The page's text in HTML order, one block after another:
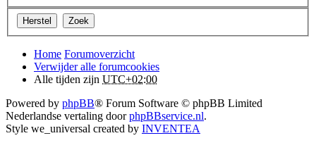
Home Forumoverzicht
Verwijder alle forumcookies
Alle tijden zijn UTC+02:00
Powered by phpBB® Forum Software © phpBB Limited
Nederlandse vertaling doorphpBBservice.nl.
Style we_universal created by INVENTEA